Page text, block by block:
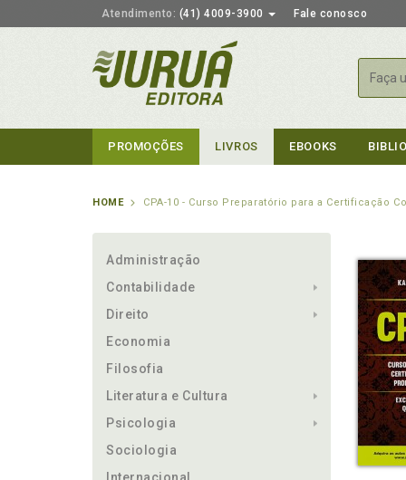
Atendimento: (41) 4009-3900 Fale conosco
PROMOÇÕES LIVROS EBOOKS
HOME CPA-10 - Curso Preparatório para a Certificação
Administração
Contabilidade
Direito
Economia
Filosofia
Literatura e Cultura
Psicologia
Sociologia